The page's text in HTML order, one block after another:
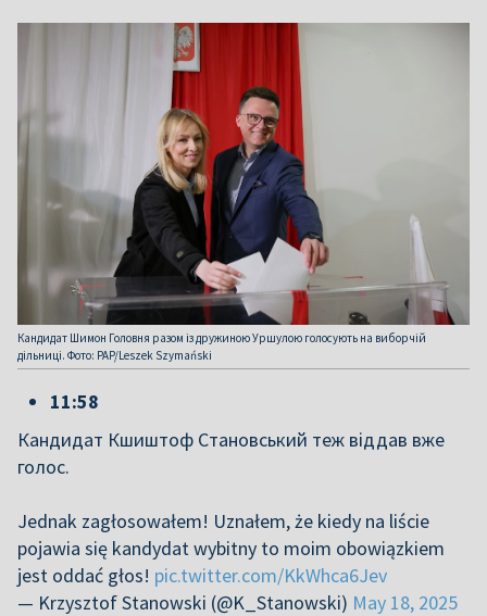
Кандидат Шимон Головня разом із дружиною Уршулою голосують на виборчій
дільниці. Фото: PAP/Leszek Szymański
11:58
Кандидат Кшиштоф Становський теж віддав вже
голос.
Jednak zagłosowałem! Uznałem, że kiedy na liście
pojawia się kandydat wybitny to moim obowiązkiem
jest oddać głos! pic.twitter.com/KkWhca6Jev
— Krzysztof Stanowski (@K_Stanowski) May 18, 2025